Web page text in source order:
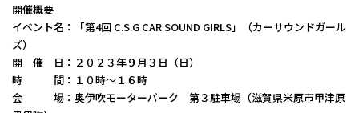
開催概要
イベント名：「第4回 C.S.G CAR SOUND GIRLS」（カーサウンドガール
ズ）
開 催 日：２０２３年９月３日（日）
時 間：１０時～１６時
会 場：奥伊吹モーターパーク 第３駐車場（滋賀県米原市甲津原